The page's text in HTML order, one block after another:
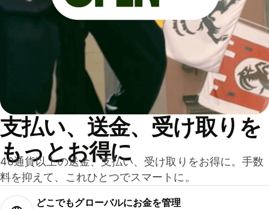
支払い、送金、受け取りを
もっとお得に
40通貨以上の送金、支払い、受け取りをお得に。手数
料を抑えて、これひとつでスマートに。
どこでもグ⁠ロ⁠ー⁠バ⁠ルにお金を管理